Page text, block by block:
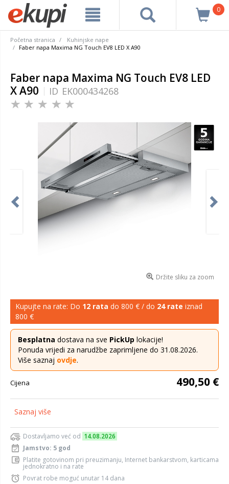
0
Početna stranica
Kuhinjske nape
Faber napa Maxima NG Touch EV8 LED X A90
Faber napa Maxima NG Touch EV8 LED
X A90
ID EK000434268
Držite sliku za zoom
Kupujte na rate: Do 12 rata do 800 € / do 24 rate iznad
800 €
Besplatna dostava na sve PickUp lokacije!
Ponuda vrijedi za narudžbe zaprimljene do 31.08.2026.
Više saznaj ovdje.
Cijena 490,50 €
Saznaj više
Dostavljamo već od 14.08.2026
Jamstvo: 5 god
Platite gotovinom pri preuzimanju, Internet bankarstvom, karticama
jednokratno i na rate
Povrat robe moguć unutar 14 dana